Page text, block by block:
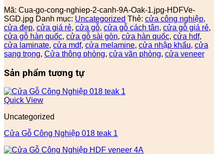
Mã: Cua-go-cong-nghiep-2-canh-9A-Oak-1.jpg-HDFVe-
SGD.jpg Danh mục: Uncategorized Thẻ: cửa công nghiệp,
cửa đẹp, cửa giá rẻ, cửa gỗ, cửa gỗ cách tân, cửa gỗ giá rẻ,
cửa gỗ hàn quốc, cửa gỗ sài gòn, cửa hàn quốc, cửa hdf,
cửa laminate, cửa mdf, cửa melamine, cửa nhập khẩu, cửa
sang trọng, Cửa thông phòng, cửa văn phòng, cửa veneer
Sản phẩm tương tự
Quick View
Uncategorized
Cửa Gỗ Công Nghiệp 018 teak 1